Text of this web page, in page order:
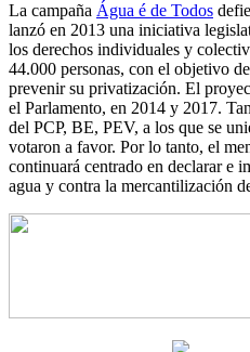
La campaña Água é de Todos
lanzó en 2013 una iniciativa
los derechos individuales y
44.000 personas, con el objetivo
prevenir su privatización. El
el Parlamento, en 2014 y 2017.
del PCP, BE, PEV, a los que se
votaron a favor. Por lo tanto, el
continuará centrado en declarar e
agua y contra la mercantilización